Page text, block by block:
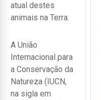
atual destes
animais na Terra.
A União
Internacional para
a Conservação da
Natureza (IUCN,
na sigla em